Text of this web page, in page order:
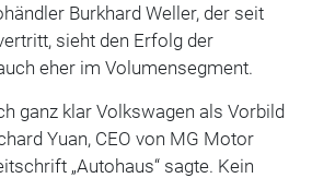
Burkhard Weller, der seit
sieht den Erfolg der
eher im Volumensegment.
ganz klar Volkswagen als Vorbild
Yuan, CEO von MG Motor
„Autohaus“ sagte. Kein